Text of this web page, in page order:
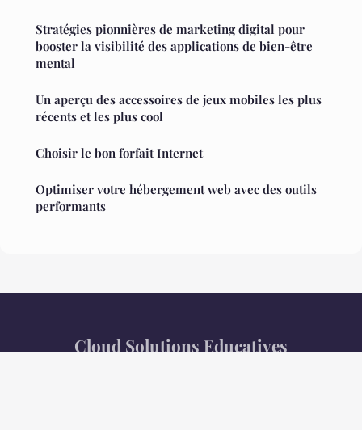
Stratégies pionnières de marketing digital pour
booster la visibilité des applications de bien-être
mental
Un aperçu des accessoires de jeux mobiles les plus
récents et les plus cool
Choisir le bon forfait Internet
Optimiser votre hébergement web avec des outils
performants
Cloud Solutions Educatives